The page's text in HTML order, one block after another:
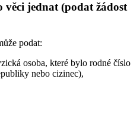
jednat (podat žádost
podat:
osoba, které bylo rodné číslo
nebo cizinec),